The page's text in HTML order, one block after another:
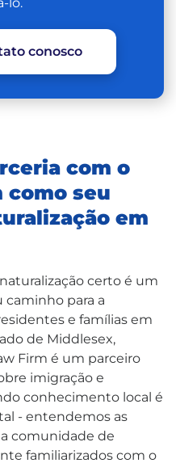
conosco
com o
como seu
em
certo é um
para a
e famílias em
de Middlesex,
Firm é um parceiro
imigração e
conhecimento local é
- entendemos as
comunidade de
familiarizados com o